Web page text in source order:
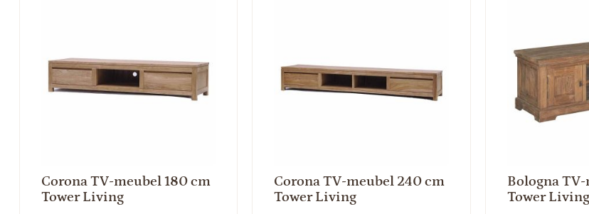
Corona TV-meubel 180 cm
Tower Living
Corona TV-meubel 240 cm
Tower Living
Bologna
Tower Living